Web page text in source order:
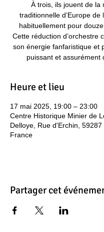
À trois, ils jouent de la
traditionnelle d’Europe de
habituellement pour
Cette réduction d’orchestre
son énergie fanfaristique et
puissant et assurément
Heure et lieu
17 mai 2025, 19:00 – 23:00
Centre Historique Minier de
Delloye, Rue d'Erchin, 59287
France
Partager cet